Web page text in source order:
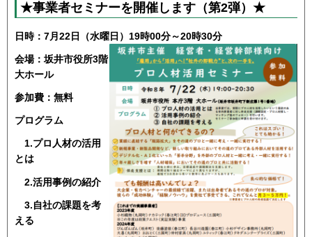
★事業者セミナーを開催します（第2弾）★
日時：7月22日（水曜日）19時00分～20時30分
会場：坂井市役所3階
大ホール
参加費：無料
プログラム
1.プロ人材の活用
とは
2.活用事例の紹介
3.自社の課題を考
える